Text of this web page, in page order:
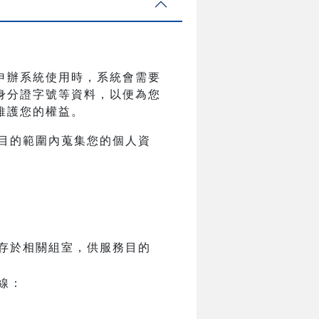
辦系統使用時，系統會需要
證字號等資料，以便為您
您的權益。
的範圍內蒐集您的個人資
於相關組室，供服務目的
：